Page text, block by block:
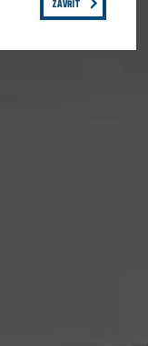
ZAVŘÍT